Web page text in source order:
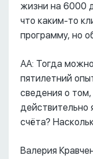
жизни на 6000
что каким-то
программу, но
АА: Тогда
пятилетний
сведения о
действительно
счёта?
Валерия